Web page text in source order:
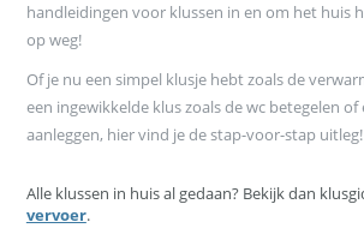
handleidingen voor klussen in en om het huis
op weg!
Of je nu een simpel klusje hebt zoals de
een ingewikkelde klus zoals de wc betegelen
aanleggen, hier vind je de stap-voor-stap uitleg!
Alle klussen in huis al gedaan? Bekijk dan
vervoer.